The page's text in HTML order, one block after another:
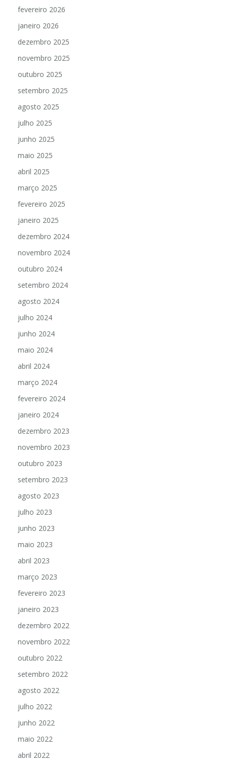
fevereiro 2026
janeiro 2026
dezembro 2025
novembro 2025
outubro 2025
setembro 2025
agosto 2025
julho 2025
junho 2025
maio 2025
abril 2025
março 2025
fevereiro 2025
janeiro 2025
dezembro 2024
novembro 2024
outubro 2024
setembro 2024
agosto 2024
julho 2024
junho 2024
maio 2024
abril 2024
março 2024
fevereiro 2024
janeiro 2024
dezembro 2023
novembro 2023
outubro 2023
setembro 2023
agosto 2023
julho 2023
junho 2023
maio 2023
abril 2023
março 2023
fevereiro 2023
janeiro 2023
dezembro 2022
novembro 2022
outubro 2022
setembro 2022
agosto 2022
julho 2022
junho 2022
maio 2022
abril 2022